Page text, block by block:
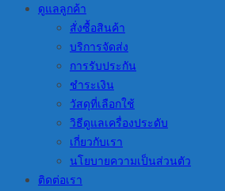
ดูแลลูกค้า
สั่งซื้อสินค้า
บริการจัดส่ง
การรับประกัน
ชำระเงิน
วัสดุที่เลือกใช้
วิธีดูแลเครื่องประดับ
เกี่ยวกับเรา
นโยบายความเป็นส่วนตัว
ติดต่อเรา